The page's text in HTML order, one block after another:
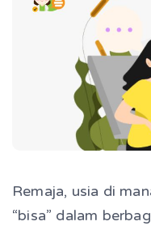
Remaja, usia di
“bisa” dalam